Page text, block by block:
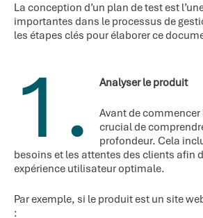
La conception d’un plan de test est
importantes dans le processus de
les étapes clés pour élaborer ce
1. Analyser le produit
Avant de
crucial de
profondeur. Cela
besoins et les attentes des clients afin
expérience utilisateur optimale.
Par exemple, si le produit est un site
: